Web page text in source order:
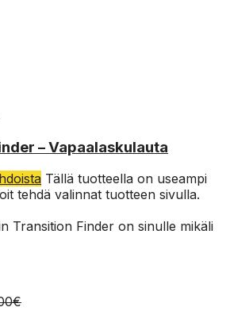
– Vapaalaskulauta
Tällä tuotteella on useampi
tehdä valinnat tuotteen sivulla.
Transition Finder on sinulle mikäli
€